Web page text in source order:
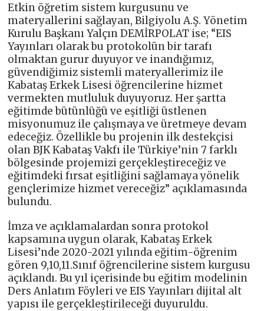
Etkin öğretim sistem kurgusunu ve
materyallerini sağlayan, Bilgiyolu A.Ş. Yönetim
Kurulu Başkanı Yalçın DEMİRPOLAT ise; “EIS
Yayınları olarak bu protokolün bir tarafı
olmaktan gurur duyuyor ve inandığımız,
güvendiğimiz sistemli materyallerimiz ile
Kabataş Erkek Lisesi öğrencilerine hizmet
vermekten mutluluk duyuyoruz. Her şartta
eğitimde bütünlüğü ve eşitliği üstlenen
misyonumuz ile çalışmaya ve üretmeye devam
edeceğiz. Özellikle bu projenin ilk destekçisi
olan BJK Kabataş Vakfı ile Türkiye’nin 7 farklı
bölgesinde projemizi gerçekleştireceğiz ve
eğitimdeki fırsat eşitliğini sağlamaya yönelik
gençlerimize hizmet vereceğiz” açıklamasında
bulundu.
İmza ve açıklamalardan sonra protokol
kapsamına uygun olarak, Kabataş Erkek
Lisesi’nde 2020-2021 yılında eğitim-öğrenim
gören 9,10,11.Sınıf öğrencilerine sistem kurgusu
açıklandı. Bu yıl içerisinde bu eğitim modelinin
Ders Anlatım Föyleri ve EIS Yayınları dijital alt
yapısı ile gerçekleştirileceği duyuruldu.